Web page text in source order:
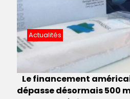
Actualités
Le financement
dépasse désormais 500